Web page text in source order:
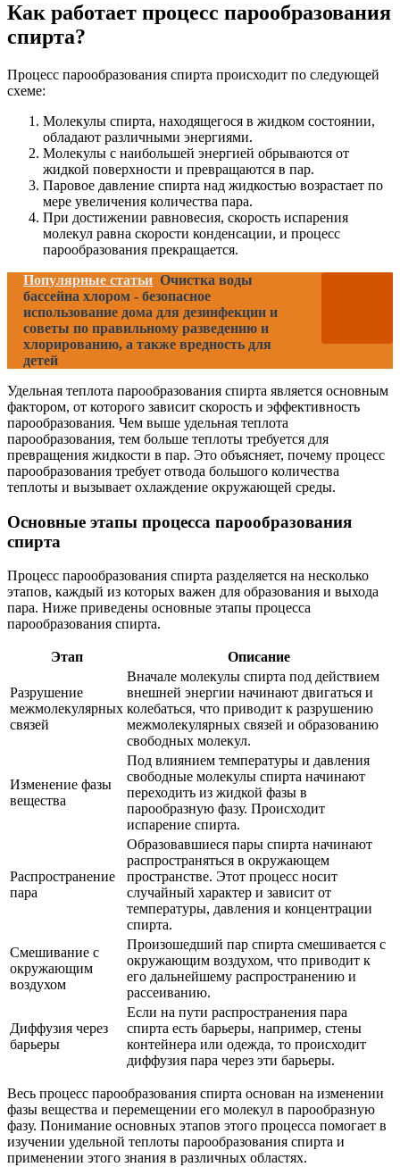
Как работает процесс парообразования
спирта?
Процесс парообразования спирта происходит по следующей
схеме:
Молекулы спирта, находящегося в жидком состоянии,
обладают различными энергиями.
Молекулы с наибольшей энергией обрываются от
жидкой поверхности и превращаются в пар.
Паровое давление спирта над жидкостью возрастает по
мере увеличения количества пара.
При достижении равновесия, скорость испарения
молекул равна скорости конденсации, и процесс
парообразования прекращается.
Популярные статьи Очистка воды
бассейна хлором - безопасное
использование дома для дезинфекции и
советы по правильному разведению и
хлорированию, а также вредность для
детей
Удельная теплота парообразования спирта является основным
фактором, от которого зависит скорость и эффективность
парообразования. Чем выше удельная теплота
парообразования, тем больше теплоты требуется для
превращения жидкости в пар. Это объясняет, почему процесс
парообразования требует отвода большого количества
теплоты и вызывает охлаждение окружающей среды.
Основные этапы процесса парообразования
спирта
Процесс парообразования спирта разделяется на несколько
этапов, каждый из которых важен для образования и выхода
пара. Ниже приведены основные этапы процесса
парообразования спирта.
Этап Описание
Разрушение
межмолекулярных
связей
Вначале молекулы спирта под действием
внешней энергии начинают двигаться и
колебаться, что приводит к разрушению
межмолекулярных связей и образованию
свободных молекул.
Изменение фазы
вещества
Под влиянием температуры и давления
свободные молекулы спирта начинают
переходить из жидкой фазы в
парообразную фазу. Происходит
испарение спирта.
Распространение
пара
Образовавшиеся пары спирта начинают
распространяться в окружающем
пространстве. Этот процесс носит
случайный характер и зависит от
температуры, давления и концентрации
спирта.
Смешивание с
окружающим
воздухом
Произошедший пар спирта смешивается с
окружающим воздухом, что приводит к
его дальнейшему распространению и
рассеиванию.
Диффузия через
барьеры
Если на пути распространения пара
спирта есть барьеры, например, стены
контейнера или одежда, то происходит
диффузия пара через эти барьеры.
Весь процесс парообразования спирта основан на изменении
фазы вещества и перемещении его молекул в парообразную
фазу. Понимание основных этапов этого процесса помогает в
изучении удельной теплоты парообразования спирта и
применении этого знания в различных областях.